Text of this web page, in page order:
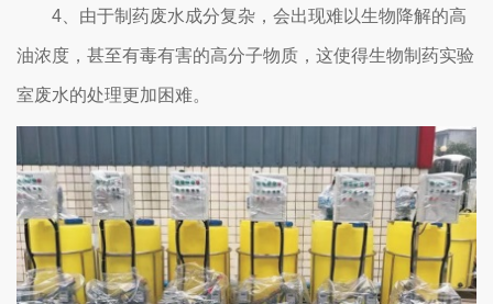
4、由于制药废水成分复杂，会出现难以生物降解的高
油浓度，甚至有毒有害的高分子物质，这使得生物制药实验
室废水的处理更加困难。